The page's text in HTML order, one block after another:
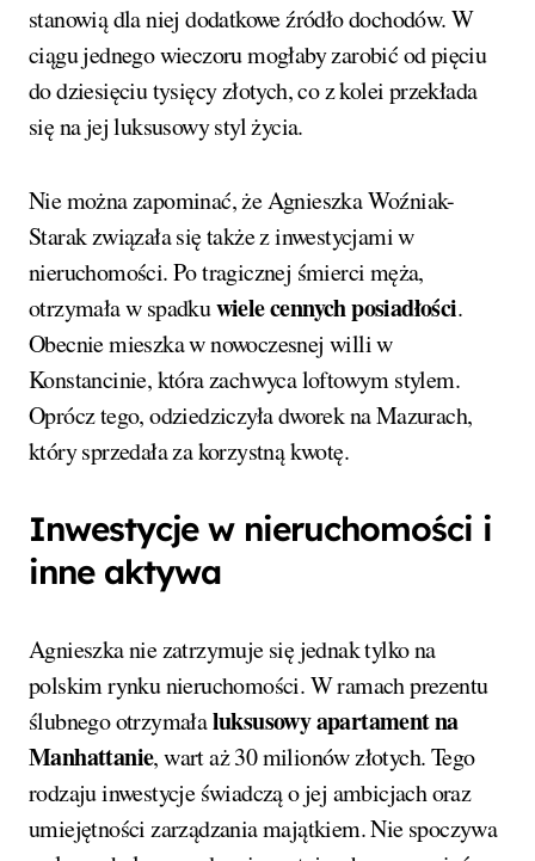
stanowią dla niej dodatkowe źródło dochodów. W
ciągu jednego wieczoru mogłaby zarobić od pięciu
do dziesięciu tysięcy złotych, co z kolei przekłada
się na jej luksusowy styl życia.
Nie można zapominać, że Agnieszka Woźniak-
Starak związała się także z inwestycjami w
nieruchomości. Po tragicznej śmierci męża,
otrzymała w spadkuwiele cennych posiadłości.
Obecnie mieszka w nowoczesnej willi w
Konstancinie, która zachwyca loftowym stylem.
Oprócz tego, odziedziczyła dworek na Mazurach,
który sprzedała za korzystną kwotę.
Inwestycje w nieruchomości i
inne aktywa
Agnieszka nie zatrzymuje się jednak tylko na
polskim rynku nieruchomości. W ramach prezentu
ślubnego otrzymałaluksusowy apartament na
Manhattanie, wart aż 30 milionów złotych. Tego
rodzaju inwestycje świadczą o jej ambicjach oraz
umiejętności zarządzania majątkiem. Nie spoczywa